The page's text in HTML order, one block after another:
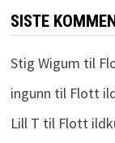
SISTE
Stig Wigum til
ingunn til Flott
Lill T til Flott